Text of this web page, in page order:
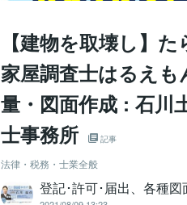
【建物を取壊し】
家屋調査士はるえも
量・図面作成 : 石川
士事務所
記事
法律・税務・士業全般
登記･許可･届出、各種図